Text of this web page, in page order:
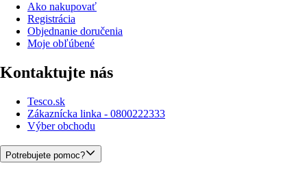
Ako nakupovať
Registrácia
Objednanie doručenia
Moje obľúbené
Kontaktujte nás
Tesco.sk
Zákaznícka linka - 0800222333
Výber obchodu
Potrebujete pomoc?